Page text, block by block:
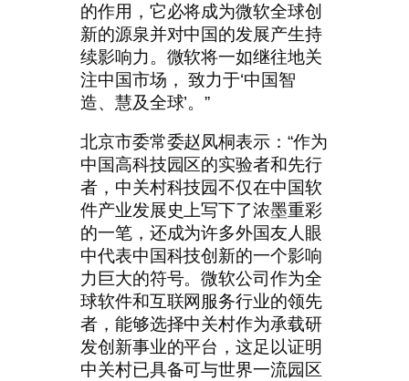
的作用，它必将成为微软全球创
新的源泉并对中国的发展产生持
续影响力。微软将一如继往地关
注中国市场， 致力于‘中国智
造、慧及全球’。”
北京市委常委赵凤桐表示：“作为
中国高科技园区的实验者和先行
者，中关村科技园不仅在中国软
件产业发展史上写下了浓墨重彩
的一笔，还成为许多外国友人眼
中代表中国科技创新的一个影响
力巨大的符号。微软公司作为全
球软件和互联网服务行业的领先
者，能够选择中关村作为承载研
发创新事业的平台，这足以证明
中关村已具备可与世界一流园区